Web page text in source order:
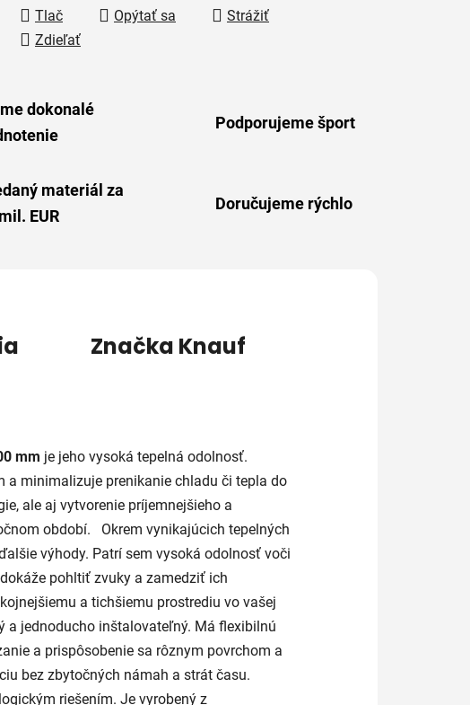
Tlač Opýtať sa
Strážiť
Zdieľať
dokonalé
Podporujeme šport
materiál za
EUR
Doručujeme rýchlo
Značka Knauf
mm je jeho vysoká tepelná odolnosť.
a minimalizuje prenikanie chladu či tepla do
ale aj vytvorenie príjemnejšieho a
období. Okrem vynikajúcich tepelných
výhody. Patrí sem vysoká odolnosť voči
pohltiť zvuky a zamedziť ich
a tichšiemu prostrediu vo vašej
a jednoducho inštalovateľný. Má flexibilnú
a prispôsobenie sa rôznym povrchom a
bez zbytočných námah a strát času.
riešením. Je vyrobený z